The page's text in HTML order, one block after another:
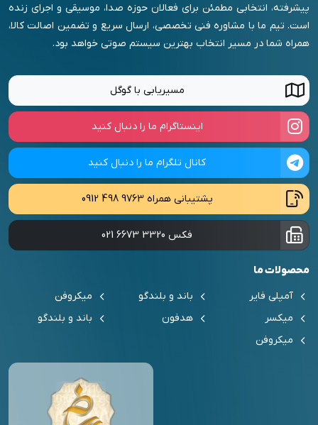
پیشرفته، انتخابی مطمئن برای فعالان حوزه صدا، موسیقی و اجرای زنده
است. تیم ما با مشاوره فنی تخصصی، ارسال سریع و تضمین اصالت کالا،
همراه شما در مسیر انتخاب بهترین سیستم صوتی خواهد بود.
مسیریابی با گوگل
اینستاگرام ما را دنبال کنید
کانال تلگرام ما را دنبال کنید
پشتیبانی همراه0912 498 9763
فکس 021 6673 3320
محصولات ما
آمپلی فایر
باند و بلندگو
میکروفن
میکسر
هدفون
باند و بلندگو
میکروفن